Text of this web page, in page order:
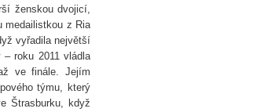
ženskou dvojicí,
medailistkou z Ria
vyřadila největší
roku 2011 vládla
ve finále. Jejím
týmu, který
Štrasburku, když